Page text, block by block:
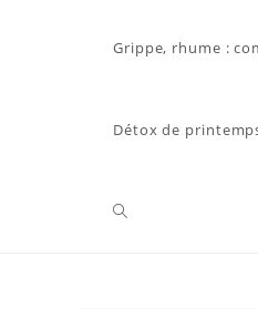
Grippe, rhume :
Détox de